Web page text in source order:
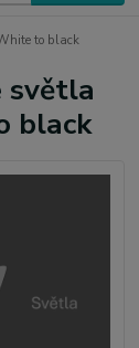
to black
světla
black